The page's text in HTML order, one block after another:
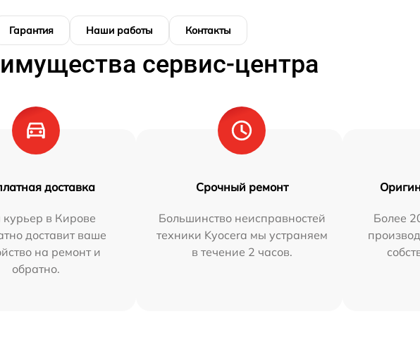
Гарантия Наши работы Контакты
сервис-центра
доставка
в Кирове
доставит ваше
на ремонт и
обратно.
Срочный ремонт
Большинство неисправностей
техники Kyocera мы устраняем
в течение 2 часов.
Более